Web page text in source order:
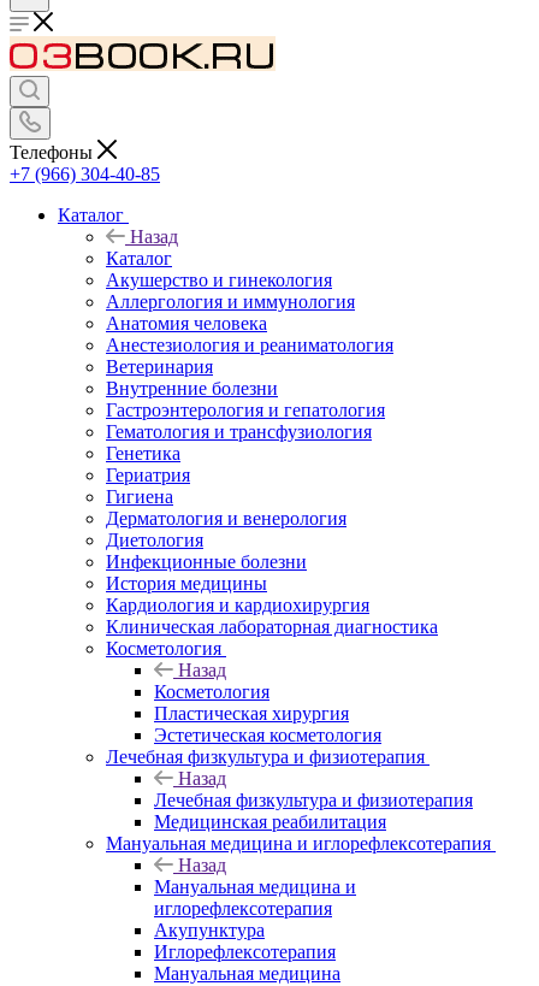
Телефоны
+7 (966) 304-40-85
Каталог
Назад
Каталог
Акушерство и гинекология
Аллергология и иммунология
Анатомия человека
Анестезиология и реаниматология
Ветеринария
Внутренние болезни
Гастроэнтерология и гепатология
Гематология и трансфузиология
Генетика
Гериатрия
Гигиена
Дерматология и венерология
Диетология
Инфекционные болезни
История медицины
Кардиология и кардиохирургия
Клиническая лабораторная диагностика
Косметология
Назад
Косметология
Пластическая хирургия
Эстетическая косметология
Лечебная физкультура и физиотерапия
Назад
Лечебная физкультура и физиотерапия
Медицинская реабилитация
Мануальная медицина и иглорефлексотерапия
Назад
Мануальная медицина и
иглорефлексотерапия
Акупунктура
Иглорефлексотерапия
Мануальная медицина